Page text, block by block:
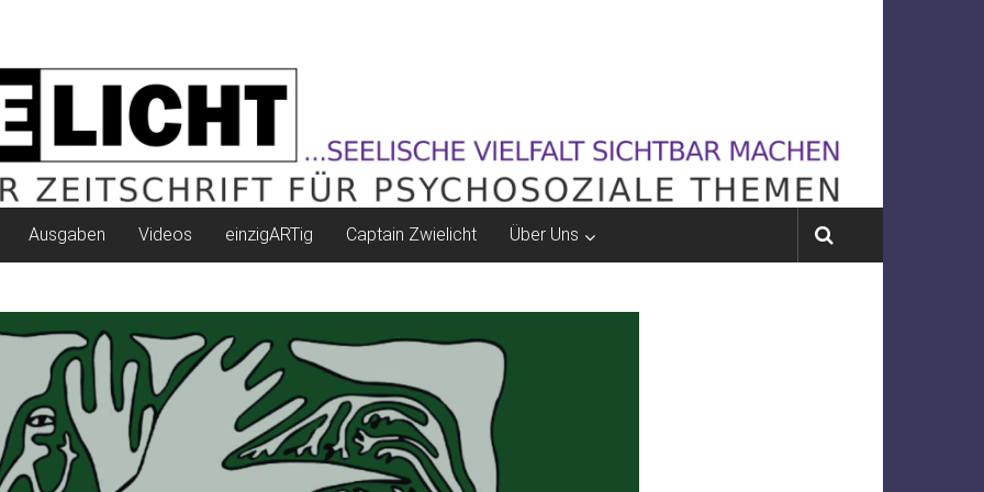
Ausgaben Videos einzigARTig Captain Zwielicht Über Uns